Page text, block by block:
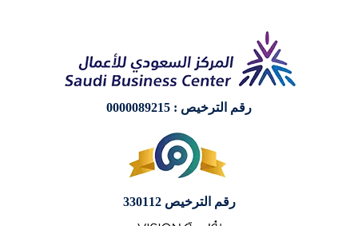
رقم الترخيص : 0000089215
رقم الترخيص 330112